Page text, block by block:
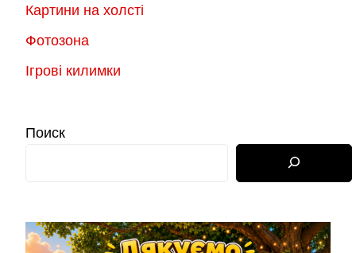
Картини на холсті
Фотозона
Ігрові килимки
Поиск